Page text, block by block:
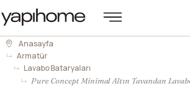
Anasayfa
Armatür
Lavabo Bataryaları
Pure Concept Minimal Altın Tavandan